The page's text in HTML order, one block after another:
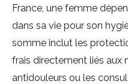
France, une femme
dans sa vie pour son
somme inclut les
frais directement liés aux
antidouleurs ou les